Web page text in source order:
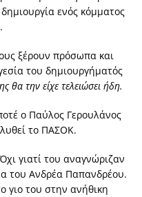
ενός κόμματος
ξέρουν πρόσωπα και
του δημιουργήματός
θα την είχε τελειώσει ήδη.
ο Παύλος Γερουλάνος
το ΠΑΣΟΚ.
γιατί του αναγνώριζαν
του Ανδρέα Παπανδρέου.
γιο του στην ανήθικη